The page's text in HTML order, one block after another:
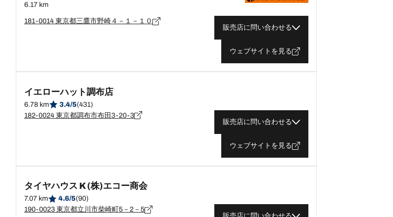
6.17 km
181-0014 東京都三鷹市野崎４－１－１０
販売店に問い合わせる
ウェブサイトを見る
イエローハット調布店
6.78 km 3.4/5(431)
182-0024 東京都調布市布田3-20-3
販売店に問い合わせる
ウェブサイトを見る
タイヤハウス K (株)エコー商会
7.07 km 4.6/5(90)
190-0023 東京都立川市柴崎町5－2－5